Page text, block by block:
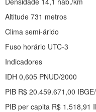
Altitude 731 metros
Clima semi-árido
Fuso horário UTC-3
Indicadores
IDH 0,605 PNUD/2000
PIB R$ 20.459.671,00
PIB per capita R$ 1.518,91